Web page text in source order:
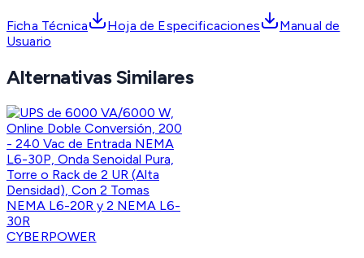
Ficha Técnica Hoja de Especificaciones
Manual de
Usuario
Alternativas Similares
CYBERPOWER